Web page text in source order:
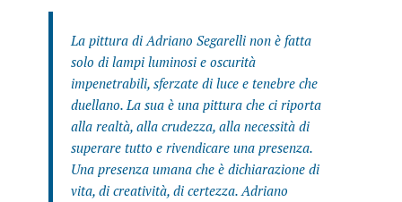
La pittura di Adriano Segarelli non è fatta
solo di lampi luminosi e oscurità
impenetrabili, sferzate di luce e tenebre che
duellano. La sua è una pittura che ci riporta
alla realtà, alla crudezza, alla necessità di
superare tutto e rivendicare una presenza.
Una presenza umana che è dichiarazione di
vita, di creatività, di certezza. Adriano